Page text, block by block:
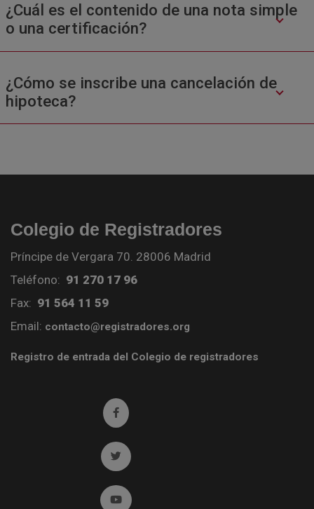
¿Cuál es el contenido de una nota simple
o una certificación?
¿Cómo se inscribe una cancelación de
hipoteca?
Colegio de Registradores
Príncipe de Vergara 70. 28006 Madrid
Teléfono: 91 270 17 96
Fax: 91 564 11 59
Email: contacto@registradores.org
Registro de entrada del Colegio de registradores
Ir a facebook (abre en ventana nueva)
Ir a twitter (abre en ventana nueva)
Ir a YouTube (abre en ventana nueva)